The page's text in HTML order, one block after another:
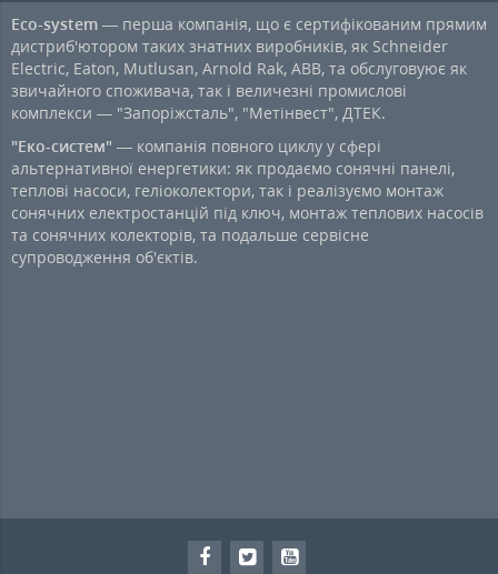
Eco-system — перша компанія, що є сертифікованим прямим
дистриб'ютором таких знатних виробників, як Schneider
Electric, Eaton, Mutlusan, Arnold Rak, ABB, та обслуговуює як
звичайного споживача, так і величезні промислові
комплекси — "Запоріжсталь", "Метінвест", ДТЕК.
"Еко-систем" — компанія повного циклу у сфері
альтернативної енергетики: як продаємо сонячні панелі,
теплові насоси, геліоколектори, так і реалізуємо монтаж
сонячних електростанцій під ключ, монтаж теплових насосів
та сонячних колекторів, та подальше сервісне
супроводження об'єктів.